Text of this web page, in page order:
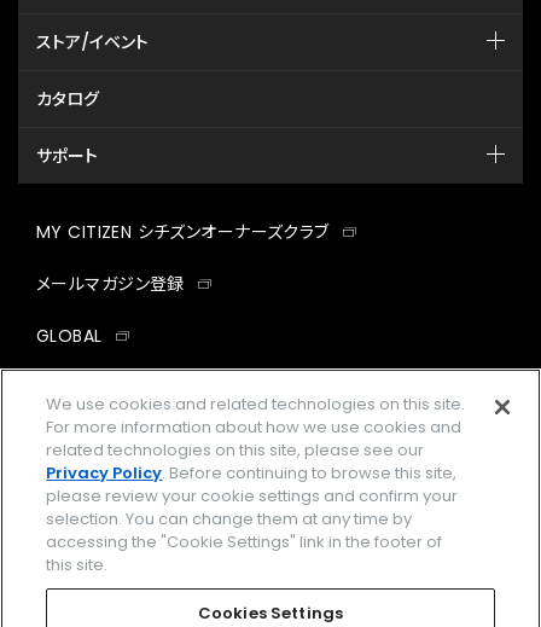
ストア/イベント
カタログ
サポート
MY CITIZEN シチズンオーナーズクラブ
メールマガジン登録
GLOBAL
facebookinstagramtwitter
企業情報 ご利用規約
プライバシーポリシー Cookies Settings
We use cookies and related technologies on this site.
For more information about how we use cookies and
related technologies on this site, please see our
Privacy Policy. Before continuing to browse this site,
please review your cookie settings and confirm your
selection. You can change them at any time by
accessing the "Cookie Settings" link in the footer of
this site.
Cookies Settings